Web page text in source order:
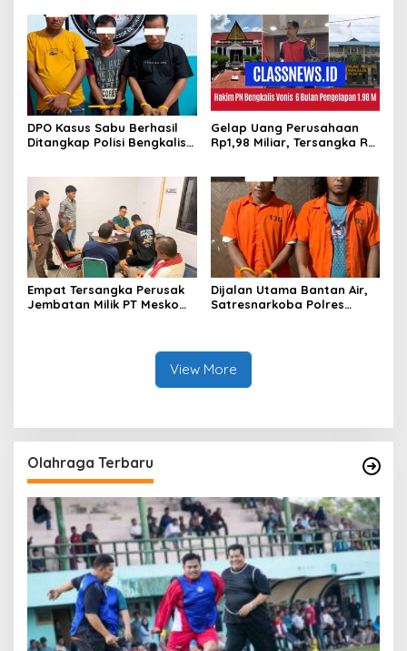
DPO Kasus Sabu Berhasil
Ditangkap Polisi Bengkalis,
Gelap Uang Perusahaan
Rp1,98 Miliar, Tersangka RS
Banding
Empat Tersangka Perusak
Jembatan Milik PT Meskom
Dijalan Utama Bantan Air,
Satresnarkoba Polres
View More
Olahraga Terbaru